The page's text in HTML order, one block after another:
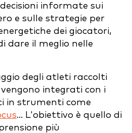
informate sui
e sulle strategie per
dei giocatori,
dare il meglio nelle
degli atleti raccolti
integrati con i
in strumenti come
... L'obiettivo è quello di
più